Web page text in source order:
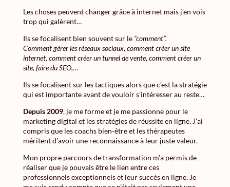
Les choses peuvent changer grâce à internet mais j’en vois
trop qui galèrent…
Ils se focalisent bien souvent sur le “comment”.
Comment gérer les réseaux sociaux, comment créer un site
internet, comment créer un tunnel de vente, comment créer un
site, faire du SEO,…
Ils se focalisent sur les tactiques alors que c’est la stratégie
qui est importante avant de vouloir s’intéresser au reste…
Depuis 2009, je me forme et je me passionne pour le
marketing digital et les stratégies de réussite en ligne. J’ai
compris que les coachs bien-être et les thérapeutes
méritent d’avoir une reconnaissance à leur juste valeur.
Mon propre parcours de transformation m’a permis de
réaliser que je pouvais être le lien entre ces
professionnels exceptionnels et leur succès en ligne. Je